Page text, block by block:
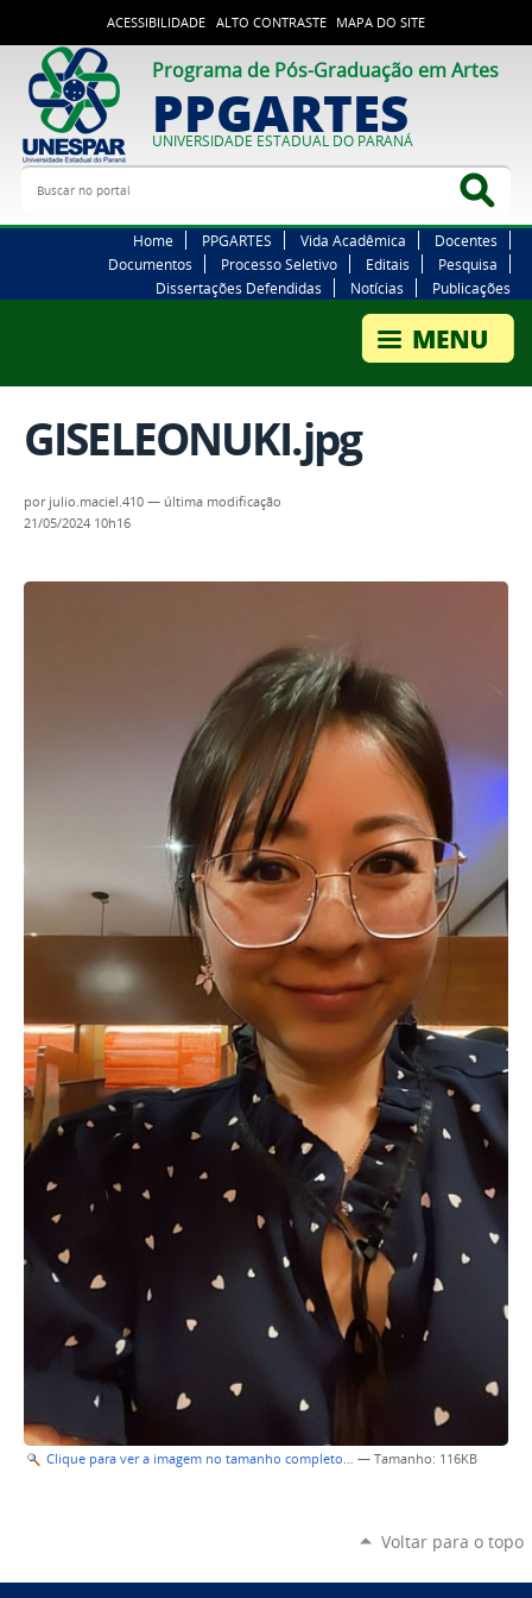
ACESSIBILIDADE ALTO CONTRASTE MAPA DO SITE
Programa de Pós-Graduação em Artes
PPGARTES
UNIVERSIDADE ESTADUAL DO PARANÁ
Buscar no portal
Home PPGARTES Vida Acadêmica
Docentes
Documentos
Processo Seletivo Editais
Pesquisa
Dissertações Defendidas
Notícias Publicações
GISELEONUKI.jpg
por julio.maciel.410 — última modificação
21/05/2024 10h16
Clique para ver a imagem no tamanho completo… — Tamanho: 116KB
Voltar para o topo